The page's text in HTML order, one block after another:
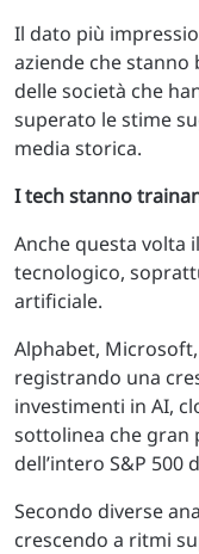
Il dato più
aziende che stanno
delle società che
superato le stime
media storica.
I tech stanno
Anche questa volta
tecnologico,
artificiale.
Alphabet,
registrando una
investimenti in AI,
sottolinea che gran
dell’intero S&P 500
Secondo diverse
crescendo a ritmi